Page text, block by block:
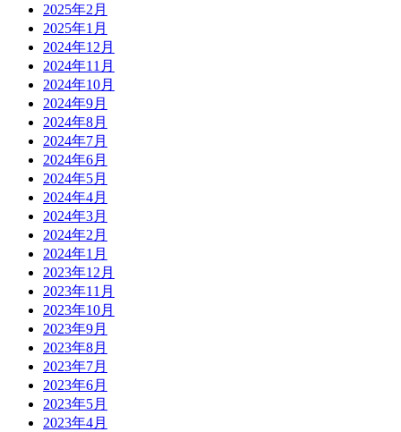
2025年2月
2025年1月
2024年12月
2024年11月
2024年10月
2024年9月
2024年8月
2024年7月
2024年6月
2024年5月
2024年4月
2024年3月
2024年2月
2024年1月
2023年12月
2023年11月
2023年10月
2023年9月
2023年8月
2023年7月
2023年6月
2023年5月
2023年4月